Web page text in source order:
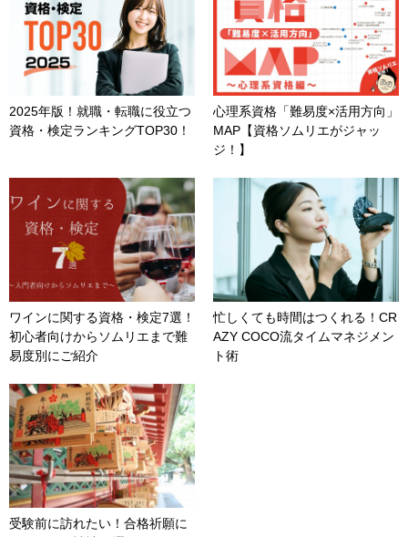
2025年版！就職・転職に役立つ
資格・検定ランキングTOP30！
心理系資格「難易度×活用方向」
MAP【資格ソムリエがジャッ
ジ！】
ワインに関する資格・検定7選！
初心者向けからソムリエまで難
易度別にご紹介
忙しくても時間はつくれる！CR
AZY COCO流タイムマネジメン
ト術
受験前に訪れたい！合格祈願に